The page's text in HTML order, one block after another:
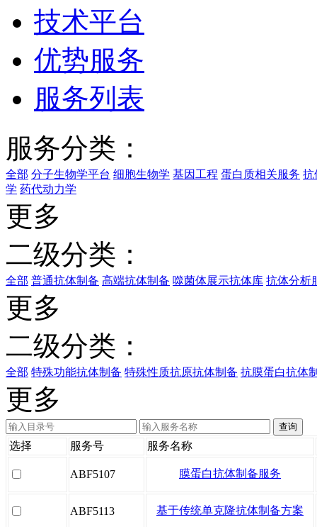
技术平台
优势服务
服务列表
服务分类：
全部 分子生物学平台 细胞生物学 基因工程 蛋白质相关服务 抗
学 药代动力学
更多
二级分类：
全部 普通抗体制备 高端抗体制备 噬菌体展示抗体库 抗体分析
更多
二级分类：
全部 特殊功能抗体制备 特殊性质抗原抗体制备 抗膜蛋白抗体
更多
选择 服务号 服务名称
ABF5107 膜蛋白抗体制备服务
ABF5113 基于传统单克隆抗体制备方案